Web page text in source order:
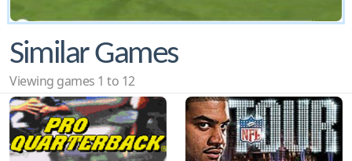
Similar Games
Viewing games 1 to 12